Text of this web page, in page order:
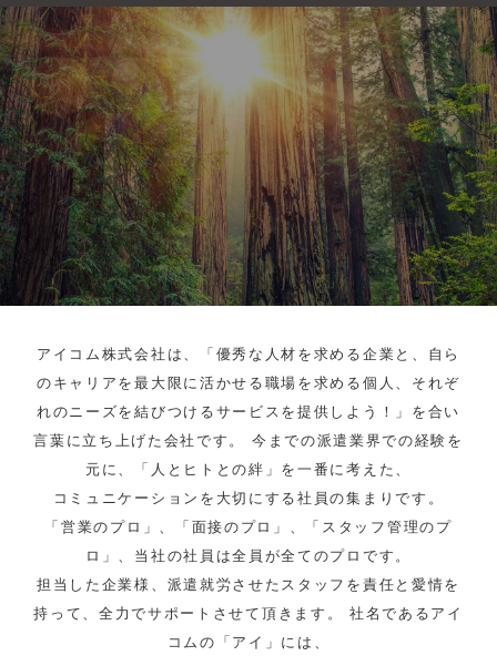
アイコム株式会社は、「優秀な人材を求める企業と、自ら
のキャリアを最大限に活かせる職場を求める個人、それぞ
れのニーズを結びつけるサービスを提供しよう！」を合い
言葉に立ち上げた会社です。 今までの派遣業界での経験を
元に、「人とヒトとの絆」を一番に考えた、
コミュニケーションを大切にする社員の集まりです。
「営業のプロ」、「面接のプロ」、「スタッフ管理のプ
ロ」、当社の社員は全員が全てのプロです。
担当した企業様、派遣就労させたスタッフを責任と愛情を
持って、全力でサポートさせて頂きます。 社名であるアイ
コムの「アイ」には、